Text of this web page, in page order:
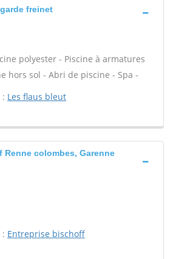
freinet
polyester - Piscine à armatures
hors sol - Abri de piscine - Spa -
Les flaus bleut
colombes, Garenne
Entreprise bischoff